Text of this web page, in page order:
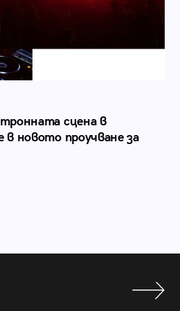
сцена в
в новото проучване за